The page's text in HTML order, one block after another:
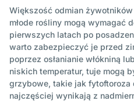
Większość odmian
młode rośliny mogą wymagać
pierwszych latach po
warto zabezpieczyć je przed
poprzez osłanianie włókniną
niskich temperatur, tuje mogą
grzybowe, takie jak fytoftoroza
najczęściej wynikają z